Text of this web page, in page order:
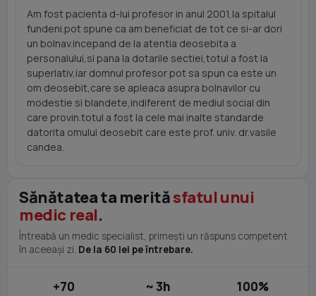
Am fost pacienta d-lui profesor in anul 2001,la spitalul
fundeni.pot spune ca am beneficiat de tot ce si-ar dori
un bolnav.incepand de la atentia deosebita a
personalului,si pana la dotarile sectiei,totul a fost la
superlativ,iar domnul profesor pot sa spun ca este un
om deosebit,care se apleaca asupra bolnavilor cu
modestie si blandete,indiferent de mediul social din
care provin.totul a fost la cele mai inalte standarde
datorita omului deosebit care este prof. univ. dr.vasile
candea.
Sănătatea ta merităsfatul unui
medic real.
Întreabă un medic specialist, primești un răspuns competent
în aceeași zi. De la 60 lei pe întrebare.
+70 ~ 3h 100%